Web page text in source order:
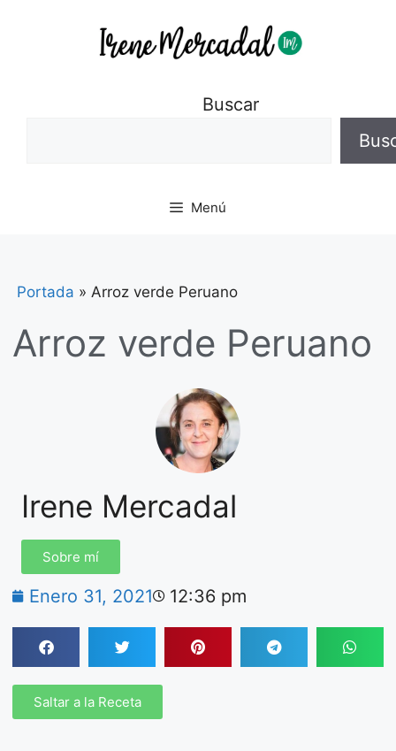
Buscar
Menú
Portada » Arroz verde Peruano
Arroz verde Peruano
Irene Mercadal
Sobre mí
Enero 31, 2021 12:36 pm
Saltar a la Receta